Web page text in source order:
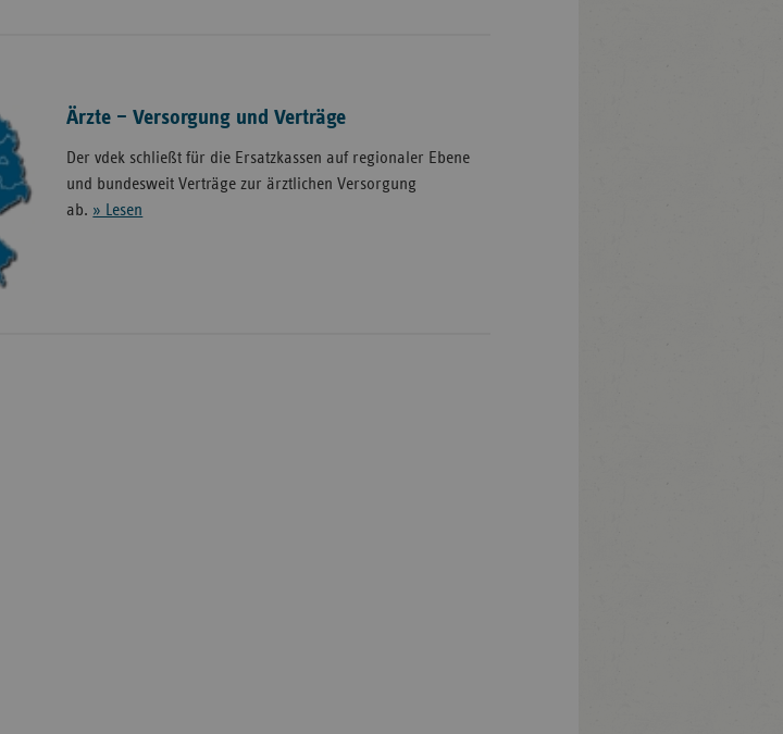
Ärzte – Versorgung und Verträge
Der vdek schließt für die Ersatzkassen auf regionaler Ebene
und bundesweit Verträge zur ärztlichen Versorgung
ab. » Lesen